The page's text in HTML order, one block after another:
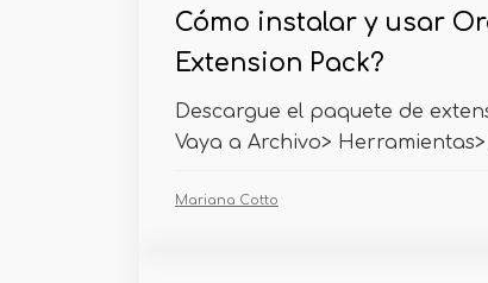
Cómo instalar y usar
Extension Pack?
Descargue el paquete de
Vaya a Archivo>
Mariana Cotto